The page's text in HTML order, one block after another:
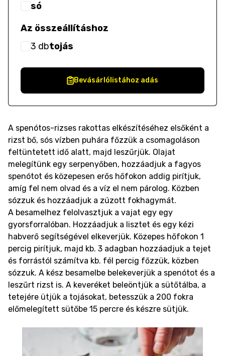
só
Az összeállításhoz
3 dbtojás
Bevásárlólistához adás
A spenótos-rizses rakottas elkészítéséhez elsőként a
rizst bő, sós vízben puhára főzzük a csomagoláson
feltüntetett idő alatt, majd leszűrjük. Olajat
melegítünk egy serpenyőben, hozzáadjuk a fagyos
spenótot és közepesen erős hőfokon addig pirítjuk,
amíg fel nem olvad és a víz el nem párolog. Közben
sózzuk és hozzáadjuk a zúzott fokhagymát.
A besamelhez felolvasztjuk a vajat egy egy
gyorsforralóban. Hozzáadjuk a lisztet és egy kézi
habverő segítségével elkeverjük. Közepes hőfokon 1
percig pirítjuk, majd kb. 3 adagban hozzáadjuk a tejet
és forrástól számítva kb. fél percig főzzük, közben
sózzuk. A kész besamelbe belekeverjük a spenótot és a
leszűrt rizst is. A keveréket beleöntjük a sütőtálba, a
tetejére ütjük a tojásokat, betesszük a 200 fokra
előmelegített sütőbe 15 percre és készre sütjük.